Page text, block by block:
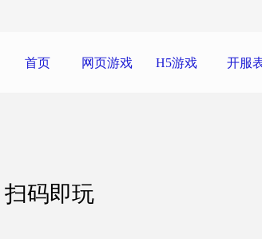
首页 网页游戏 H5游戏 开服
码即玩